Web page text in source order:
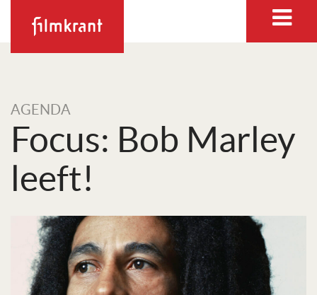
AGENDA
Focus: Bob Marley
leeft!